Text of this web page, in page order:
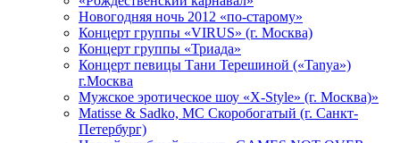
Новогодняя ночь 2012 «по-старому»
Концерт группы «VIRUS» (г. Москва)
Концерт группы «Триада»
Концерт певицы Тани Терешиной («Tanya»)
г.Москва
Мужское эротическое шоу «X-Style» (г. Москва)»
Matissе & Sadko, MC Скоробогатый (г. Санкт-
Петербург)